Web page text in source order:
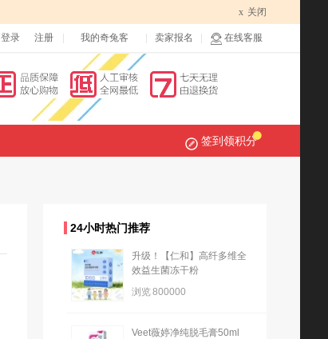
x 关闭
登录 注册 我的奇兔客 卖家报名 在线客服
签到领积分
24小时热门推荐
升级！【仁和】高纤多维全
效益生菌冻干粉
浏览800000
Veet薇婷净纯脱毛膏50ml